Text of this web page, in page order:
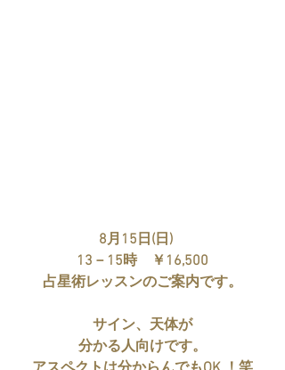
8月15日(日)
13－15時　￥16,500
占星術レッスンのご案内です。
サイン、天体が
分かる人向けです。